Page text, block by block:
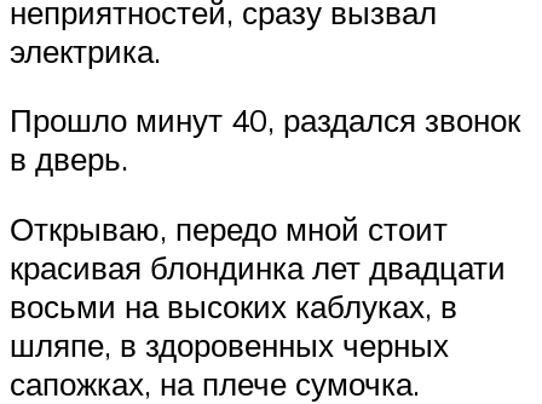
неприятностей, сразу вызвал
электрика.
Прошло минут 40, раздался звонок
в дверь.
Открываю, передо мной стоит
красивая блондинка лет двадцати
восьми на высоких каблуках, в
шляпе, в здоровенных черных
сапожках, на плече сумочка.